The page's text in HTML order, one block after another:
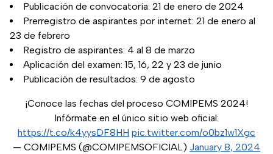
Publicación de convocatoria: 21 de enero de 2024
Prerregistro de aspirantes por internet: 21 de enero al
23 de febrero
Registro de aspirantes: 4 al 8 de marzo
Aplicación del examen: 15, 16, 22 y 23 de junio
Publicación de resultados: 9 de agosto
¡Conoce las fechas del proceso COMIPEMS 2024!
Infórmate en el único sitio web oficial:
https://t.co/k4yysDF8HH pic.twitter.com/o0bz1w1Xgc
— COMIPEMS (@COMIPEMSOFICIAL) January 8, 2024